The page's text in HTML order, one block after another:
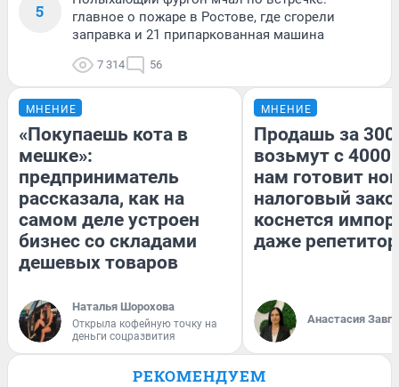
5
главное о пожаре в Ростове, где сгорели
заправка и 21 припаркованная машина
7 314 56
МНЕНИЕ
«Покупаешь кота в
мешке»:
предприниматель
рассказала, как на
самом деле устроен
бизнес со складами
дешевых товаров
Наталья Шорохова
Открыла кофейную точку на
деньги соцразвития
МНЕНИЕ
Продашь за
возьмут с
нам готовит
налоговый
коснется
даже
Анастасия
РЕКОМЕНДУЕМ